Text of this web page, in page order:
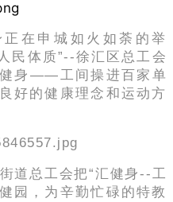
在申城如火如荼的举
民体质”--徐汇区总工会
身——工间操进百家单
好的健康理念和运动方
道总工会把“汇健身--工
园，为辛勤忙碌的特教